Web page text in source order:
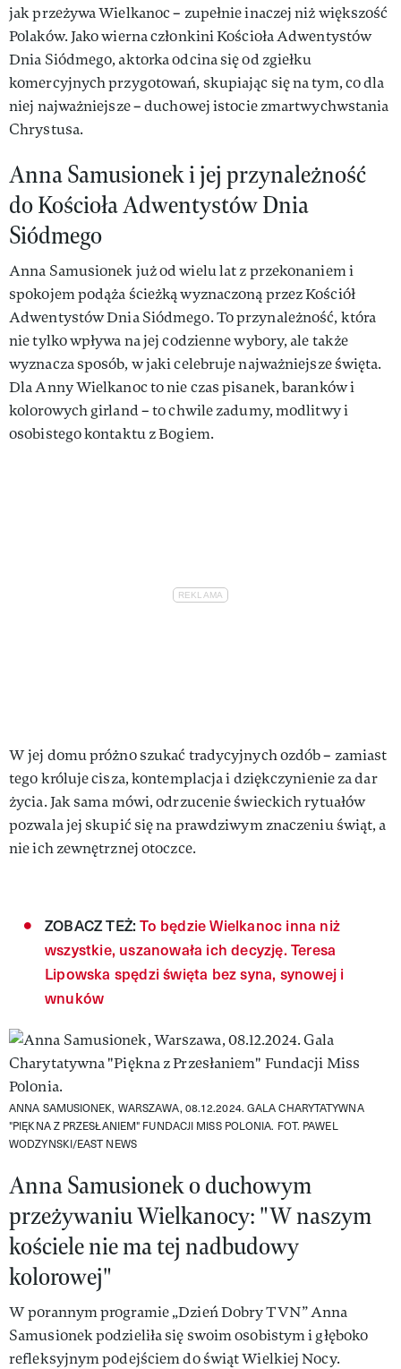
jak przeżywa Wielkanoc – zupełnie inaczej niż większość
Polaków. Jako wierna członkini Kościoła Adwentystów
Dnia Siódmego, aktorka odcina się od zgiełku
komercyjnych przygotowań, skupiając się na tym, co dla
niej najważniejsze – duchowej istocie zmartwychwstania
Chrystusa.
Anna Samusionek i jej przynależność
do Kościoła Adwentystów Dnia
Siódmego
Anna Samusionek już od wielu lat z przekonaniem i
spokojem podąża ścieżką wyznaczoną przez Kościół
Adwentystów Dnia Siódmego. To przynależność, która
nie tylko wpływa na jej codzienne wybory, ale także
wyznacza sposób, w jaki celebruje najważniejsze święta.
Dla Anny Wielkanoc to nie czas pisanek, baranków i
kolorowych girland – to chwile zadumy, modlitwy i
osobistego kontaktu z Bogiem.
W jej domu próżno szukać tradycyjnych ozdób – zamiast
tego króluje cisza, kontemplacja i dziękczynienie za dar
życia. Jak sama mówi, odrzucenie świeckich rytuałów
pozwala jej skupić się na prawdziwym znaczeniu świąt, a
nie ich zewnętrznej otoczce.
ZOBACZ TEŻ:To będzie Wielkanoc inna niż
wszystkie, uszanowała ich decyzję. Teresa
Lipowska spędzi święta bez syna, synowej i
wnuków
ANNA SAMUSIONEK, WARSZAWA, 08.12.2024. GALA CHARYTATYWNA
"PIĘKNA Z PRZESŁANIEM" FUNDACJI MISS POLONIA. FOT. PAWEL
WODZYNSKI/EAST NEWS
Anna Samusionek o duchowym
przeżywaniu Wielkanocy: "W naszym
kościele nie ma tej nadbudowy
kolorowej"
W porannym programie „Dzień Dobry TVN” Anna
Samusionek podzieliła się swoim osobistym i głęboko
refleksyjnym podejściem do świąt Wielkiej Nocy.